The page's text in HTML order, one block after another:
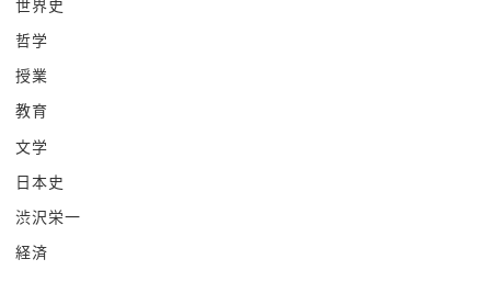
ところがこのシークレットリカバリー
フレーズの曲者でその
ウォレットが
何がしかの事情でクラッシュしてしまった
あれ
にもうダメなんですかね言ったらブロック
チェーンという仕組みと
暗号資産っていうものしかないわけです
哲学
授業
教育
文学
日本史
渋沢栄一
経済